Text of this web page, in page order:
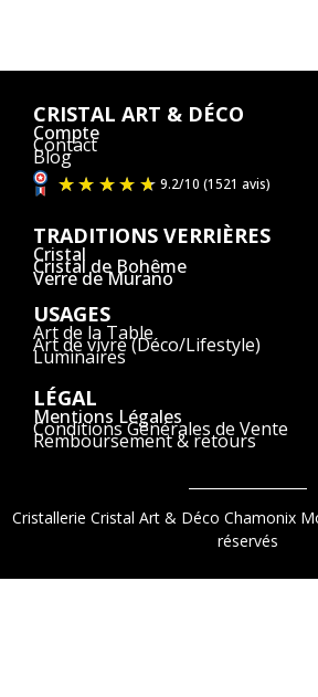
CRISTAL ART & DÉCO
Compte
Contact
Blog
TRADITIONS VERRIÈRES
Cristal
Cristal de Bohême
Verre de Murano
USAGES
Art de la Table
Art de vivre (Déco/Lifestyle)
Luminaires
LÉGAL
Mentions Légales
Conditions Générales de Vente
Remboursement & retours
Cristallerie Cristal Art & Déco Chamonix
réservés